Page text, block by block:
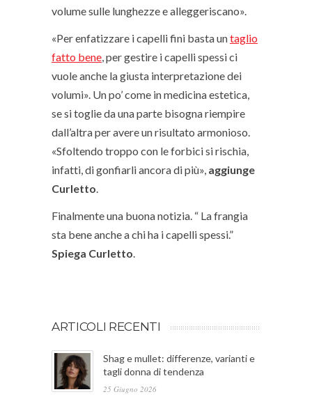
volume sulle lunghezze e alleggeriscano».
«Per enfatizzare i capelli fini basta untaglio
fatto bene, per gestire i capelli spessi ci
vuole anche la giusta interpretazione dei
volumi». Un po’ come in medicina estetica,
se si toglie da una parte bisogna riempire
dall’altra per avere un risultato armonioso.
«Sfoltendo troppo con le forbici si rischia,
infatti, di gonfiarli ancora di più», aggiunge
Curletto.
Finalmente una buona notizia. “ La frangia
sta bene anche a chi ha i capelli spessi.”
Spiega Curletto.
ARTICOLI RECENTI
Shag e mullet: differenze, varianti e
tagli donna di tendenza
25 Giugno 2026